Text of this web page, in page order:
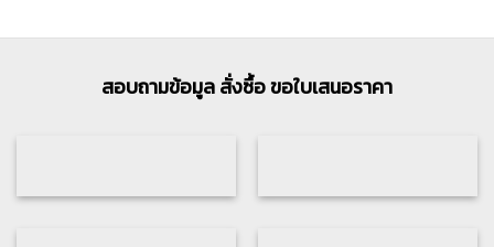
สอบถามข้อมูล สั่งซื้อ ขอใบเสนอราคา